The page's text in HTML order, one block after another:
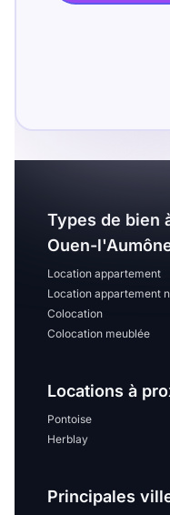
Types de bien
Ouen-
Location appartement
Location appartement
Colocation
Colocation meublée
Locations à
Pontoise
Herblay
Principales